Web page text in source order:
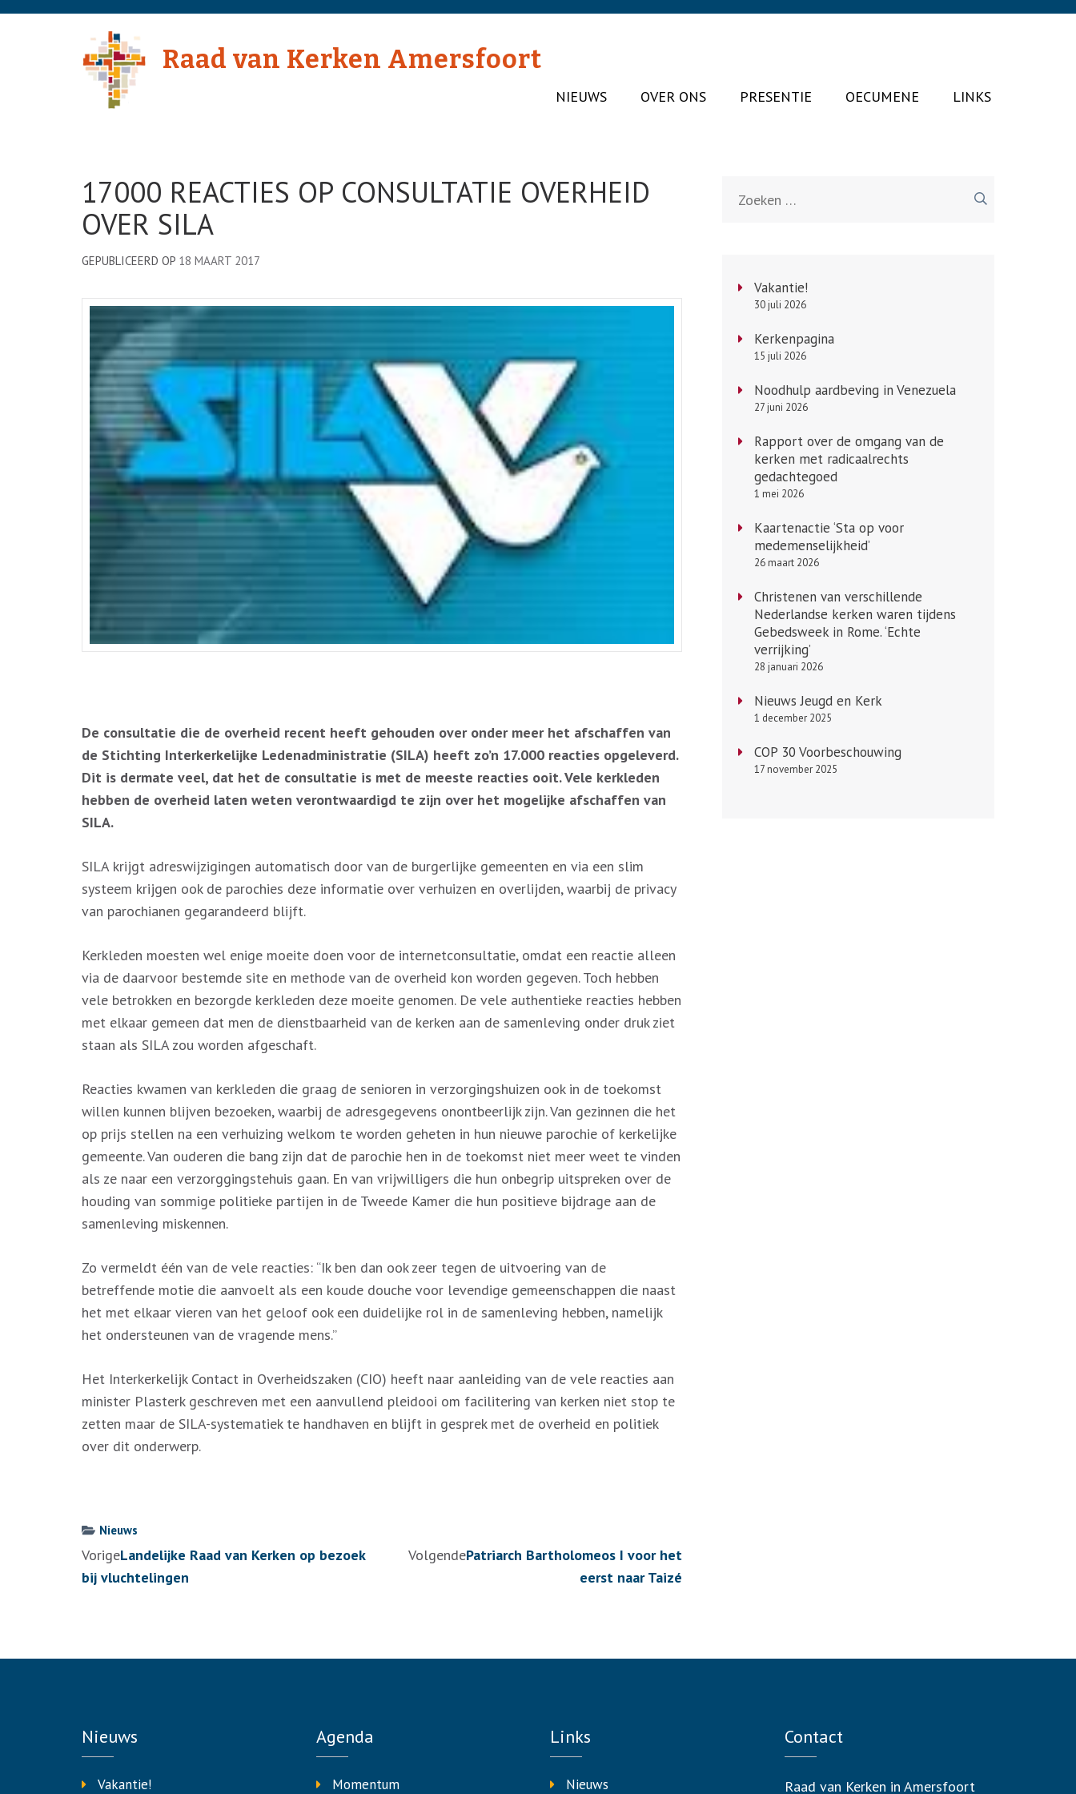
Skip
Raad van Kerken Amersfoort
NIEUWS OVER ONS PRESENTIE OECUMENE LINKS
17000 REACTIES OP CONSULTATIE OVERHEID
OVER SILA
GEPUBLICEERD OP 18 MAART 2017
De consultatie die de overheid recent heeft gehouden over onder meer het afschaffen van
de Stichting Interkerkelijke Ledenadministratie (SILA) heeft zo’n 17.000 reacties opgeleverd.
Dit is dermate veel, dat het de consultatie is met de meeste reacties ooit. Vele kerkleden
hebben de overheid laten weten verontwaardigd te zijn over het mogelijke afschaffen van
SILA.
SILA krijgt adreswijzigingen automatisch door van de burgerlijke gemeenten en via een slim
systeem krijgen ook de parochies deze informatie over verhuizen en overlijden, waarbij de privacy
van parochianen gegarandeerd blijft.
Kerkleden moesten wel enige moeite doen voor de internetconsultatie, omdat een reactie alleen
via de daarvoor bestemde site en methode van de overheid kon worden gegeven. Toch hebben
vele betrokken en bezorgde kerkleden deze moeite genomen. De vele authentieke reacties hebben
met elkaar gemeen dat men de dienstbaarheid van de kerken aan de samenleving onder druk ziet
staan als SILA zou worden afgeschaft.
Reacties kwamen van kerkleden die graag de senioren in verzorgingshuizen ook in de toekomst
willen kunnen blijven bezoeken, waarbij de adresgegevens onontbeerlijk zijn. Van gezinnen die het
op prijs stellen na een verhuizing welkom te worden geheten in hun nieuwe parochie of kerkelijke
gemeente. Van ouderen die bang zijn dat de parochie hen in de toekomst niet meer weet te vinden
als ze naar een verzorggingstehuis gaan. En van vrijwilligers die hun onbegrip uitspreken over de
houding van sommige politieke partijen in de Tweede Kamer die hun positieve bijdrage aan de
samenleving miskennen.
Zo vermeldt één van de vele reacties: “Ik ben dan ook zeer tegen de uitvoering van de
betreffende motie die aanvoelt als een koude douche voor levendige gemeenschappen die naast
het met elkaar vieren van het geloof ook een duidelijke rol in de samenleving hebben, namelijk
het ondersteunen van de vragende mens.”
Het Interkerkelijk Contact in Overheidszaken (CIO) heeft naar aanleiding van de vele reacties aan
minister Plasterk geschreven met een aanvullend pleidooi om facilitering van kerken niet stop te
zetten maar de SILA-systematiek te handhaven en blijft in gesprek met de overheid en politiek
over dit onderwerp.
Nieuws
Berichtennavigatie
VorigeLandelijke Raad van Kerken op bezoek
bij vluchtelingen
VolgendePatriarch Bartholomeos I voor het
eerst naar Taizé
Vakantie!
30 juli 2026
Kerkenpagina
15 juli 2026
Noodhulp aardbeving in Venezuela
27 juni 2026
Rapport over de omgang van de
kerken met radicaalrechts
gedachtegoed
1 mei 2026
Kaartenactie ‘Sta op voor
medemenselijkheid’
26 maart 2026
Christenen van verschillende
Nederlandse kerken waren tijdens
Gebedsweek in Rome. ‘Echte
verrijking’
28 januari 2026
Nieuws Jeugd en Kerk
1 december 2025
COP 30 Voorbeschouwing
17 november 2025
Nieuws
Vakantie!
Agenda
Momentum
Links
Nieuws
Contact
Raad van Kerken in Amersfoort